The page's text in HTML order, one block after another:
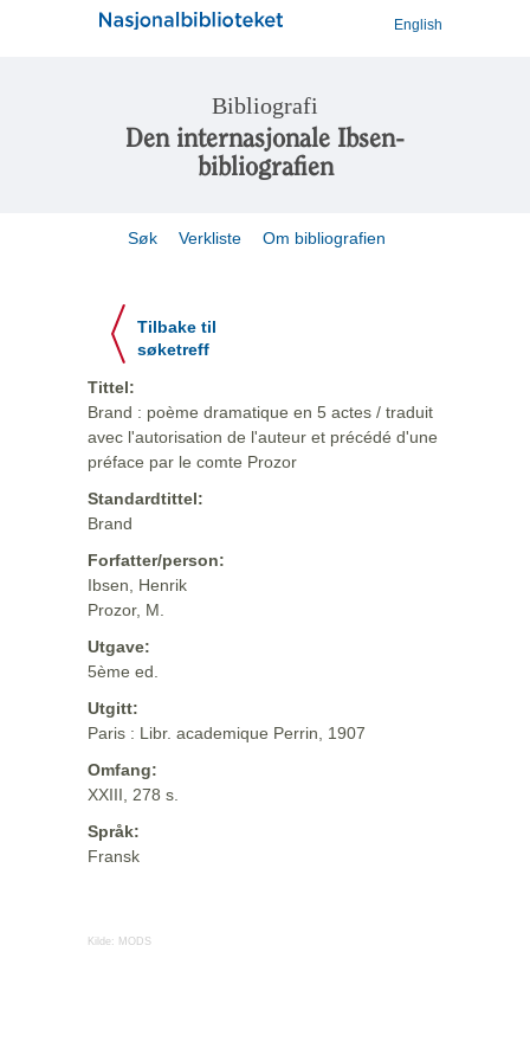
English
Bibliografi
Den internasjonale Ibsen-
bibliografien
Søk Verkliste Om bibliografien
Tilbake til
søketreff
Tittel:
Brand : poème dramatique en 5 actes / traduit
avec l'autorisation de l'auteur et précédé d'une
préface par le comte Prozor
Standardtittel:
Brand
Forfatter/person:
Ibsen, Henrik
Prozor, M.
Utgave:
5ème ed.
Utgitt:
Paris : Libr. academique Perrin, 1907
Omfang:
XXIII, 278 s.
Språk:
Fransk
Kilde: MODS